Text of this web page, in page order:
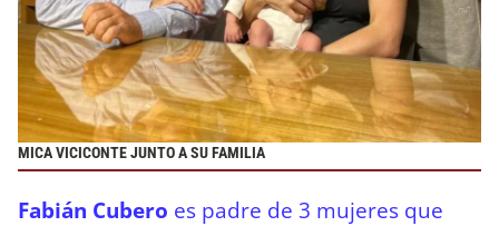
MICA VICICONTE JUNTO A SU FAMILIA
Fabián Cubero es padre de 3 mujeres que